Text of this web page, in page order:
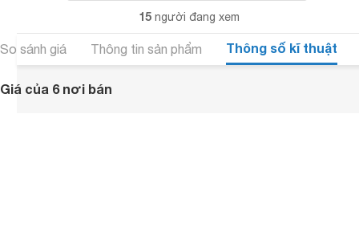
15 người đang xem
So sánh giá Thông tin sản phẩm Thông số kĩ thuật
Giá của 6 nơi bán